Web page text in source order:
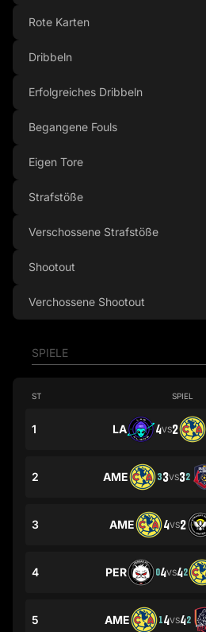
SPIELE
ST SPIEL
1 LA 4VS2
2 AME 33VS32
3 AME 4VS2
4 PER 04VS42
5 AME 14VS42
Rote Karten
Dribbeln
Erfolgreiches Dribbeln
Begangene Fouls
Eigen Tore
Strafstöße
Verschossene Strafstöße
Shootout
Verchossene Shootout